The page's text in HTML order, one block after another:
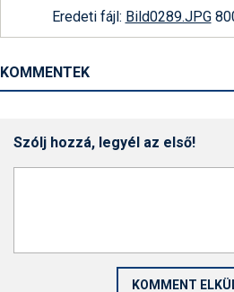
Eredeti fájl: Bild0289.JPG
KOMMENTEK
Szólj hozzá, legyél az első!